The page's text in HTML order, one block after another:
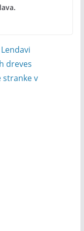
dreves
stranke v